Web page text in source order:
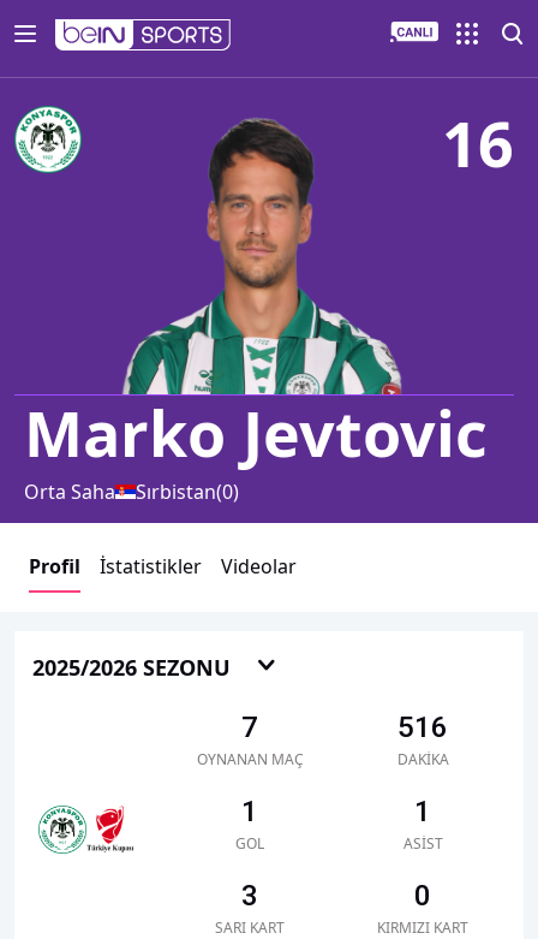
16
Marko Jevtovic
Orta Saha Sırbistan(0)
Profil İstatistikler Videolar
2025/2026 SEZONU
7
OYNANAN MAÇ
516
DAKIKA
1
GOL
1
ASIST
3
SARI KART
0
KIRMIZI KART